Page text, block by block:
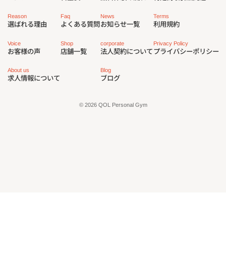
Reason
選ばれる理由
Voice
お客様の声
About us
求人情報について
Faq
よくある質問
Shop
店舗一覧
News
お知らせ一覧
corporate
法人契約について
Blog
ブログ
Terms
利用規約
Privacy Policy
プライバシーポリシー
© 2026 QOL Personal Gym